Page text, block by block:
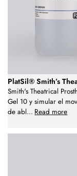
PlatSil® Smith’s
Smith's Theatrical
Gel 10 y simular el
de abl... Read more